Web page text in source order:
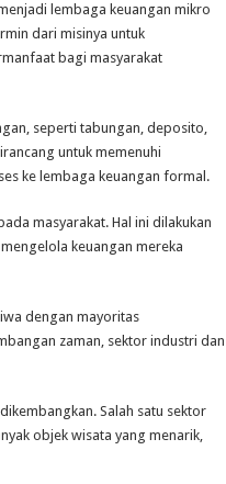
lembaga keuangan mikro
dari misinya untuk
bagi masyarakat
seperti tabungan, deposito,
untuk memenuhi
ke lembaga keuangan formal.
masyarakat. Hal ini dilakukan
keuangan mereka
dengan mayoritas
zaman, sektor industri dan
Salah satu sektor
objek wisata yang menarik,